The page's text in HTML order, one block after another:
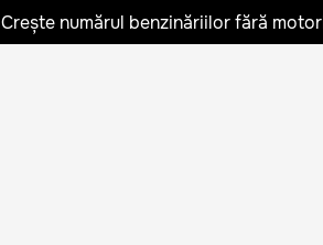
Crește numărul benzinăriilor fără